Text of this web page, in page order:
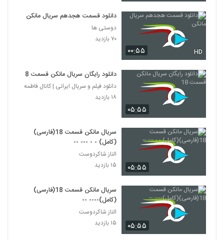
۰۰:۵۵ HD
دانلود قسمت هجدهم سریال مانکن
دوستی ها
۷۰ بازدید
۰۵:۵۵
دانلود رایگان سریال مانکن قسمت 18
دانلود فیلم و سریال ایرانی | کانال فاطمه
۱۸ بازدید
۰۵:۵۵
سریال مانکن قسمت 18(فارسی)
(کامل) - - --- --
الناز شاکردوست
۱۵ بازدید
۰۵:۵۵
سریال مانکن قسمت 18(فارسی)
(کامل)---- --
الناز شاکردوست
۱۵ بازدید